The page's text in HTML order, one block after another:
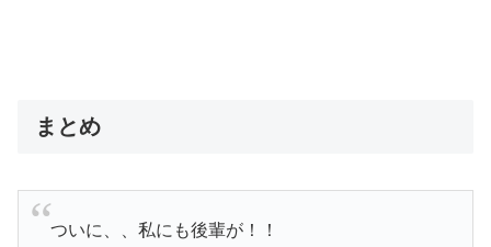
まとめ
ついに、、私にも後輩が！！